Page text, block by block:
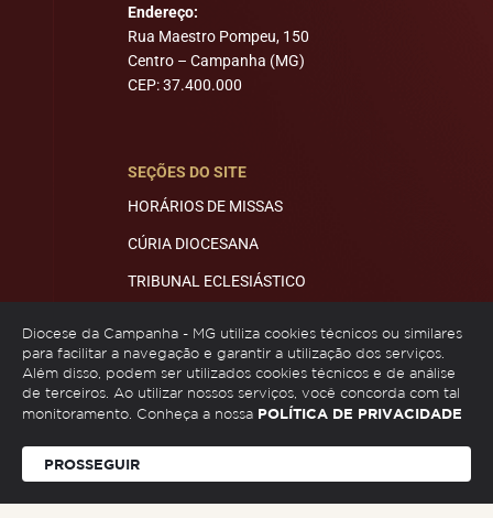
Endereço:
Rua Maestro Pompeu, 150
Centro – Campanha (MG)
CEP: 37.400.000
SEÇÕES DO SITE
HORÁRIOS DE MISSAS
CÚRIA DIOCESANA
TRIBUNAL ECLESIÁSTICO
REDES SOCIAIS
Diocese da Campanha - MG utiliza cookies técnicos ou similares
para facilitar a navegação e garantir a utilização dos serviços.
Além disso, podem ser utilizados cookies técnicos e de análise
de terceiros. Ao utilizar nossos serviços, você concorda com tal
monitoramento. Conheça a nossa POLÍTICA DE PRIVACIDADE
PROSSEGUIR